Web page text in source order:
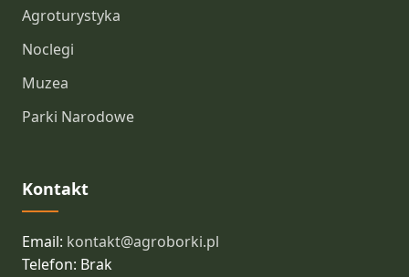
Agroturystyka
Noclegi
Muzea
Parki Narodowe
Kontakt
Email: kontakt@agroborki.pl
Telefon: Brak